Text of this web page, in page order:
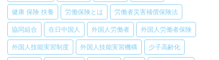
健康 保険 扶養 労働保険とは 労働者災害補償保険法
協同組合 在日中国人 外国人労働者 外国人労働者保険
外国人技能実習制度 外国人技能実習機構 少子高齢化